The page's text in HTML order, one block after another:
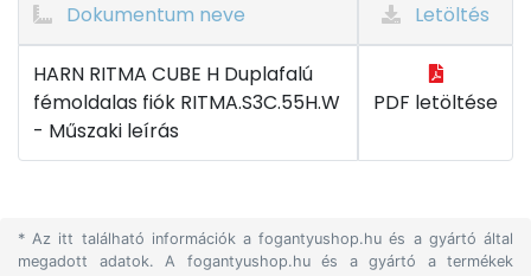
Dokumentum neve Letöltés
HARN RITMA CUBE H Duplafalú
fémoldalas fiók RITMA.S3C.55H.W
- Műszaki leírás
PDF letöltése
* Az itt található információk a fogantyushop.hu és a gyártó által
megadott adatok. A fogantyushop.hu és a gyártó a termékek